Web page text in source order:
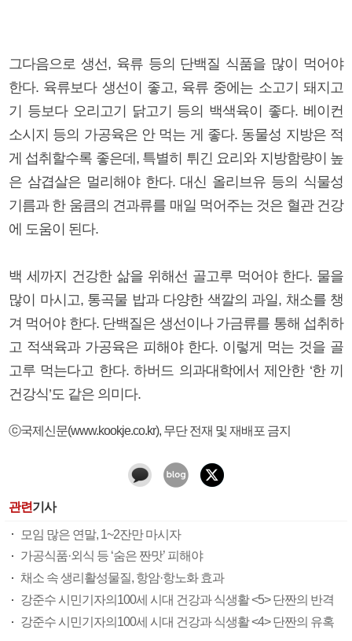
그다음으로 생선, 육류 등의 단백질 식품을 많이 먹어야
한다. 육류보다 생선이 좋고, 육류 중에는 소고기 돼지고
기 등보다 오리고기 닭고기 등의 백색육이 좋다. 베이컨
소시지 등의 가공육은 안 먹는 게 좋다. 동물성 지방은 적
게 섭취할수록 좋은데, 특별히 튀긴 요리와 지방함량이 높
은 삼겹살은 멀리해야 한다. 대신 올리브유 등의 식물성
기름과 한 움큼의 견과류를 매일 먹어주는 것은 혈관 건강
에 도움이 된다.
백 세까지 건강한 삶을 위해선 골고루 먹어야 한다. 물을
많이 마시고, 통곡물 밥과 다양한 색깔의 과일, 채소를 챙
겨 먹어야 한다. 단백질은 생선이나 가금류를 통해 섭취하
고 적색육과 가공육은 피해야 한다. 이렇게 먹는 것을 골
고루 먹는다고 한다. 하버드 의과대학에서 제안한 ‘한 끼
건강식’도 같은 의미다.
ⓒ국제신문(www.kookje.co.kr), 무단 전재 및 재배포 금지
관련기사
모임 많은 연말, 1~2잔만 마시자
가공식품·외식 등 ‘숨은 짠맛’ 피해야
채소 속 생리활성물질, 항암·항노화 효과
강준수 시민기자의100세 시대 건강과 식생활 <5> 단짠의 반격
강준수 시민기자의100세 시대 건강과 식생활 <4> 단짠의 유혹